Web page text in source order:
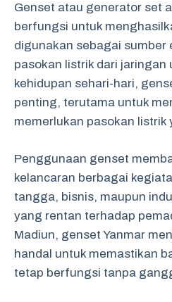
Genset atau generator set
berfungsi untuk
digunakan sebagai sumber
pasokan listrik dari jaringan
kehidupan sehari-hari,
penting, terutama untuk
memerlukan pasokan listrik
Penggunaan genset
kelancaran berbagai
tangga, bisnis, maupun
yang rentan terhadap
Madiun, genset Yanmar
handal untuk memastikan
tetap berfungsi tanpa